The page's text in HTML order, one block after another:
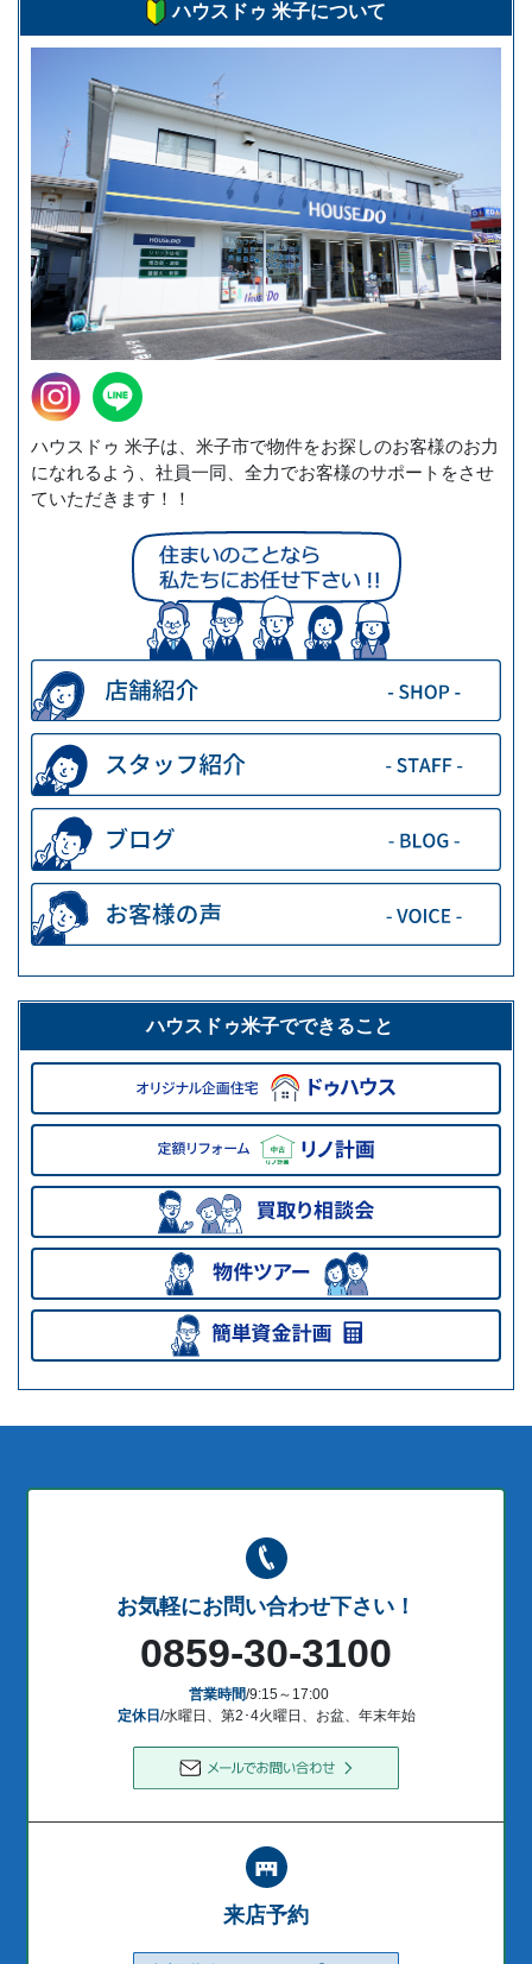
ハウスドゥ 米子について
ハウスドゥ 米子は、米子市で物件をお探しのお客様のお力
になれるよう、社員一同、全力でお客様のサポートをさせ
ていただきます！！
ハウスドゥ米子でできること
お気軽にお問い合わせ下さい！
0859-30-3100
営業時間/9:15～17:00
定休日 /水曜日、第2･4火曜日、お盆、年末年始
来店予約